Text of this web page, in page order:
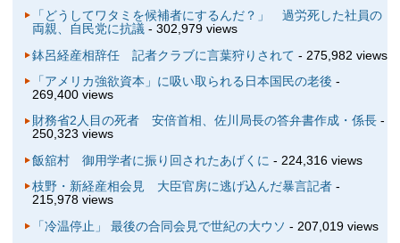
「どうしてワタミを候補者にするんだ？」 過労死した社員の
両親、自民党に抗議- 302,979 views
鉢呂経産相辞任 記者クラブに言葉狩りされて - 275,982 views
「アメリカ強欲資本」に吸い取られる日本国民の老後 -
269,400 views
財務省2人目の死者 安倍首相、佐川局長の答弁書作成・係長-
250,323 views
飯舘村 御用学者に振り回されたあげくに - 224,316 views
枝野・新経産相会見 大臣官房に逃げ込んだ暴言記者-
215,978 views
「冷温停止」 最後の合同会見で世紀の大ウソ - 207,019 views